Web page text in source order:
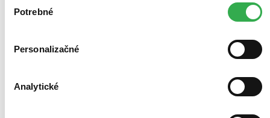
keby sme mohli používať všetky tieto cookies. Ďakujeme!
súhlasu
Potrebné
Personalizačné
Analytické